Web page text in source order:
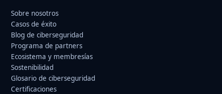
Sobre nosotros
Casos de éxito
Blog de ciberseguridad
Programa de partners
Ecosistema y membresías
Sostenibilidad
Glosario de ciberseguridad
Certificaciones